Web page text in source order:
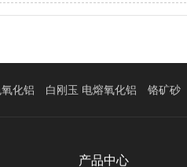
化铝 白刚玉 电熔氧化铝 铬矿砂
产品中心